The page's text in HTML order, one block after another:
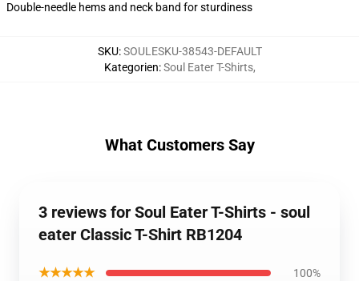
Double-needle hems and neck band for sturdiness
SKU:SOULESKU-38543-DEFAULT
Kategorien:Soul Eater T-Shirts,
What Customers Say
3 reviews for Soul Eater T-Shirts - soul
eater Classic T-Shirt RB1204
★★★★★ 100%